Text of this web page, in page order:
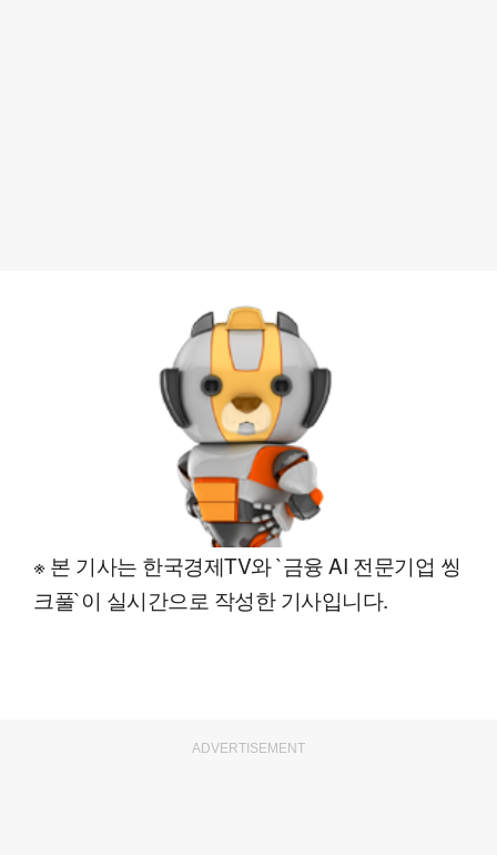
※ 본 기사는 한국경제TV와 `금융 AI 전문기업 씽
크풀`이 실시간으로 작성한 기사입니다.
ADVERTISEMENT